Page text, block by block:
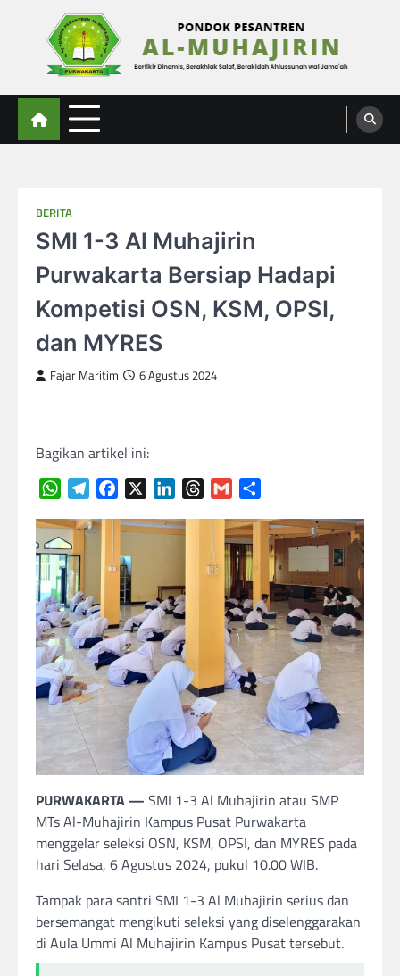
Al-Muhajirin
Berpikir Dinamis – Berakhlak Salaf – Berakidah Ahlussunah wal Jamaah
BERITA
SMI 1-3 Al Muhajirin
Purwakarta Bersiap Hadapi
Kompetisi OSN, KSM, OPSI,
dan MYRES
Fajar Maritim 6 Agustus 2024
Bagikan artikel ini:
WhatsAppTelegramFacebook LinkedInThreads
Gmail
PURWAKARTA — SMI 1-3 Al Muhajirin atau SMP
MTs Al-Muhajirin Kampus Pusat Purwakarta
menggelar seleksi OSN, KSM, OPSI, dan MYRES pada
hari Selasa, 6 Agustus 2024, pukul 10.00 WIB.
Tampak para santri SMI 1-3 Al Muhajirin serius dan
bersemangat mengikuti seleksi yang diselenggarakan
di Aula Ummi Al Muhajirin Kampus Pusat tersebut.